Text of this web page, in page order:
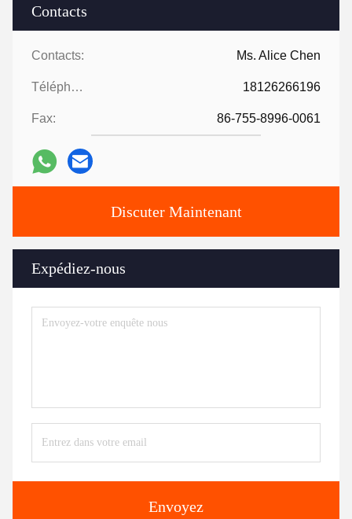
Contacts
Contacts: Ms. Alice Chen
Téléphone: 18126266196
Fax: 86-755-8996-0061
Discuter Maintenant
Expédiez-nous
Envoyez